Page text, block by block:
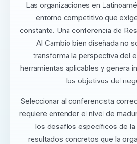
Las organizaciones en
entorno competitivo que
constante. Una conferencia de
Al Cambio bien diseñada no
transforma la perspectiva del
herramientas aplicables y genera
los objetivos del
Seleccionar al conferencista
requiere entender el nivel de
los desafíos específicos de la
resultados concretos que la